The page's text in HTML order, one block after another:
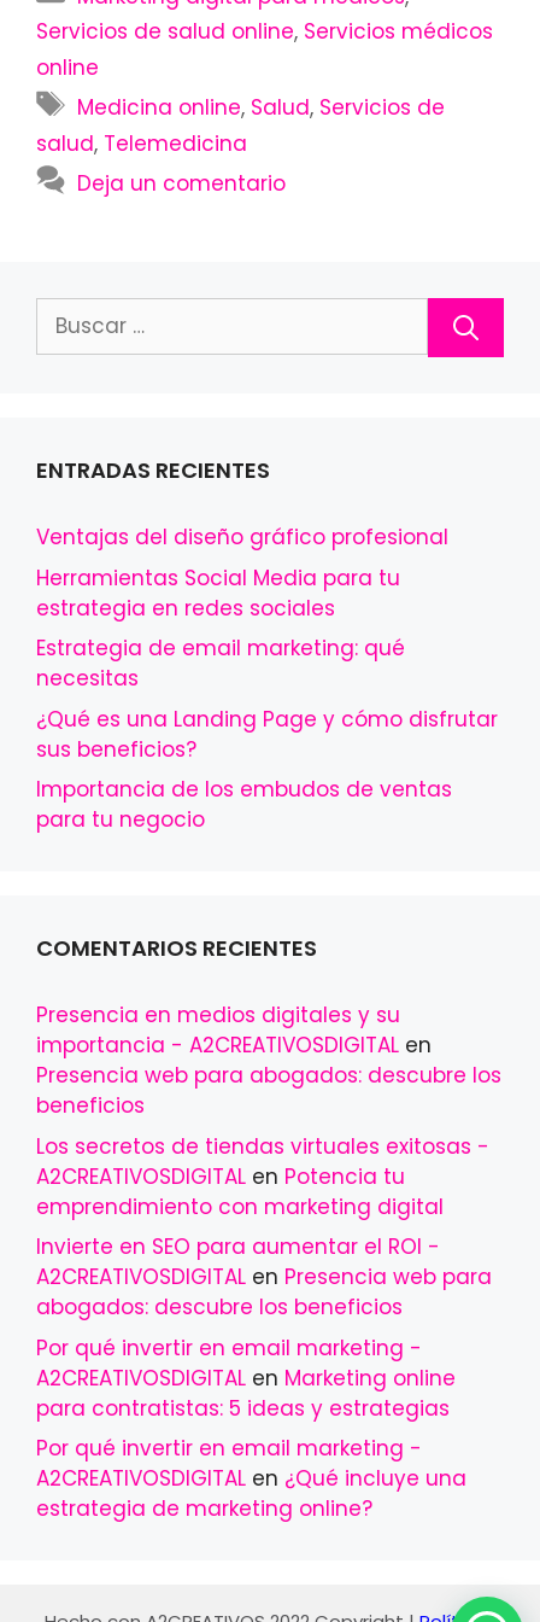
Servicios de salud online, Servicios médicos
online
Etiquetas
Medicina online, Salud, Servicios de
salud, Telemedicina
Deja un comentario
Buscar:
ENTRADAS RECIENTES
Ventajas del diseño gráfico profesional
Herramientas Social Media para tu
estrategia en redes sociales
Estrategia de email marketing: qué
necesitas
¿Qué es una Landing Page y cómo disfrutar
sus beneficios?
Importancia de los embudos de ventas
para tu negocio
COMENTARIOS RECIENTES
Presencia en medios digitales y su
importancia - A2CREATIVOSDIGITAL en
Presencia web para abogados: descubre los
beneficios
Los secretos de tiendas virtuales exitosas -
A2CREATIVOSDIGITAL en Potencia tu
emprendimiento con marketing digital
Invierte en SEO para aumentar el ROI -
A2CREATIVOSDIGITAL en Presencia web para
abogados: descubre los beneficios
Por qué invertir en email marketing -
A2CREATIVOSDIGITAL en Marketing online
para contratistas: 5 ideas y estrategias
Por qué invertir en email marketing -
A2CREATIVOSDIGITAL en ¿Qué incluye una
estrategia de marketing online?